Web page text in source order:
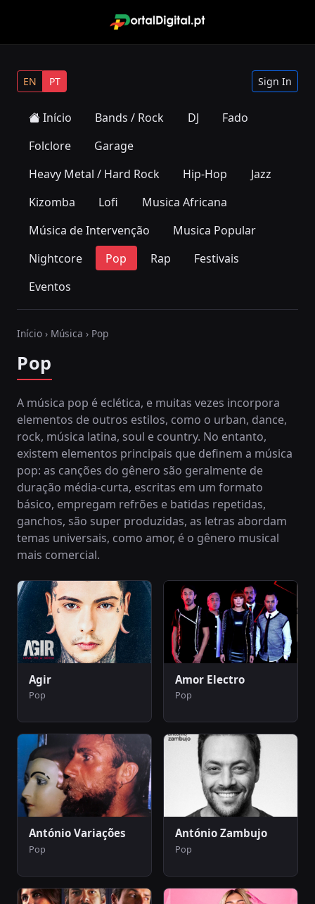
EN PT Sign In
Início Bands / Rock DJ
Fado
Folclore
Garage
Heavy Metal / Hard Rock
Hip-Hop
Jazz
Kizomba
Lofi
Musica Africana
Música de Intervenção
Musica Popular
Nightcore
Pop Rap
Festivais
Eventos
Início › Música › Pop
Pop
A música pop é eclética, e muitas vezes incorpora
elementos de outros estilos, como o urban, dance,
rock, música latina, soul e country. No entanto,
existem elementos principais que definem a música
pop: as canções do gênero são geralmente de
duração média-curta, escritas em um formato
básico, empregam refrões e batidas repetidas,
ganchos, são super produzidas, as letras abordam
temas universais, como amor, é o gênero musical
mais comercial.
Agir
Pop
Amor Electro
Pop
António Variações
Pop
António Zambujo
Pop